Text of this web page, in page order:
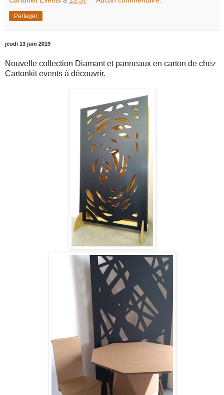
Partager
jeudi 13 juin 2019
Nouvelle collection Diamant et panneaux en carton de chez
Cartonkit events à découvrir.